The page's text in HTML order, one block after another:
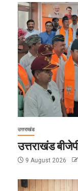
उत्तराखंड
उत्तराखंड
9 August 2026